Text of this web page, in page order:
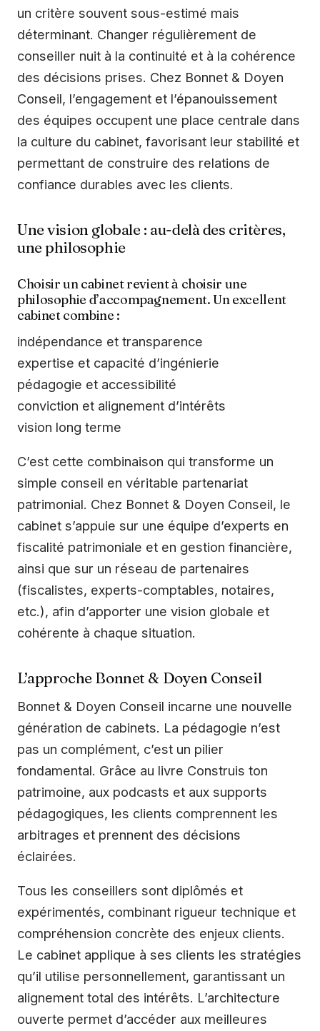
un critère souvent sous-estimé mais
déterminant. Changer régulièrement de
conseiller nuit à la continuité et à la cohérence
des décisions prises. Chez Bonnet & Doyen
Conseil, l’engagement et l’épanouissement
des équipes occupent une place centrale dans
la culture du cabinet, favorisant leur stabilité et
permettant de construire des relations de
confiance durables avec les clients.
Une vision globale : au-delà des critères,
une philosophie
Choisir un cabinet revient à choisir une
philosophie d’accompagnement. Un excellent
cabinet combine :
indépendance et transparence
expertise et capacité d’ingénierie
pédagogie et accessibilité
conviction et alignement d’intérêts
vision long terme
C’est cette combinaison qui transforme un
simple conseil en véritable partenariat
patrimonial. Chez Bonnet & Doyen Conseil, le
cabinet s’appuie sur une équipe d’experts en
fiscalité patrimoniale et en gestion financière,
ainsi que sur un réseau de partenaires
(fiscalistes, experts-comptables, notaires,
etc.), afin d’apporter une vision globale et
cohérente à chaque situation.
L’approche Bonnet & Doyen Conseil
Bonnet & Doyen Conseil incarne une nouvelle
génération de cabinets. La pédagogie n’est
pas un complément, c’est un pilier
fondamental. Grâce au livre Construis ton
patrimoine, aux podcasts et aux supports
pédagogiques, les clients comprennent les
arbitrages et prennent des décisions
éclairées.
Tous les conseillers sont diplômés et
expérimentés, combinant rigueur technique et
compréhension concrète des enjeux clients.
Le cabinet applique à ses clients les stratégies
qu’il utilise personnellement, garantissant un
alignement total des intérêts. L’architecture
ouverte permet d’accéder aux meilleures